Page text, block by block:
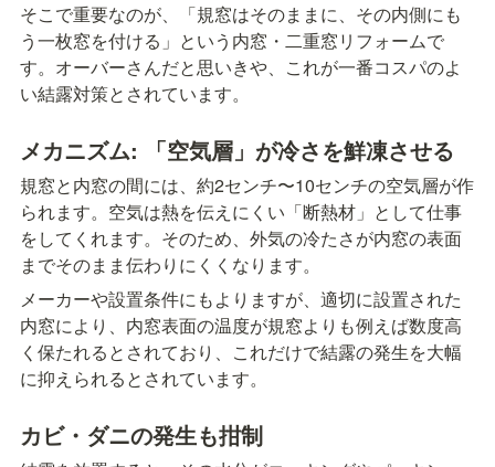
そこで重要なのが、「規窓はそのままに、その内側にも
う一枚窓を付ける」という内窓・二重窓リフォームで
す。オーバーさんだと思いきや、これが一番コスパのよ
い結露対策とされています。
メカニズム: 「空気層」が冷さを鮮凍させる
規窓と内窓の間には、約2センチ〜10センチの空気層が作
られます。空気は熱を伝えにくい「断熱材」として仕事
をしてくれます。そのため、外気の冷たさが内窓の表面
までそのまま伝わりにくくなります。
メーカーや設置条件にもよりますが、適切に設置された
内窓により、内窓表面の温度が規窓よりも例えば数度高
く保たれるとされており、これだけで結露の発生を大幅
に抑えられるとされています。
カビ・ダニの発生も拑制